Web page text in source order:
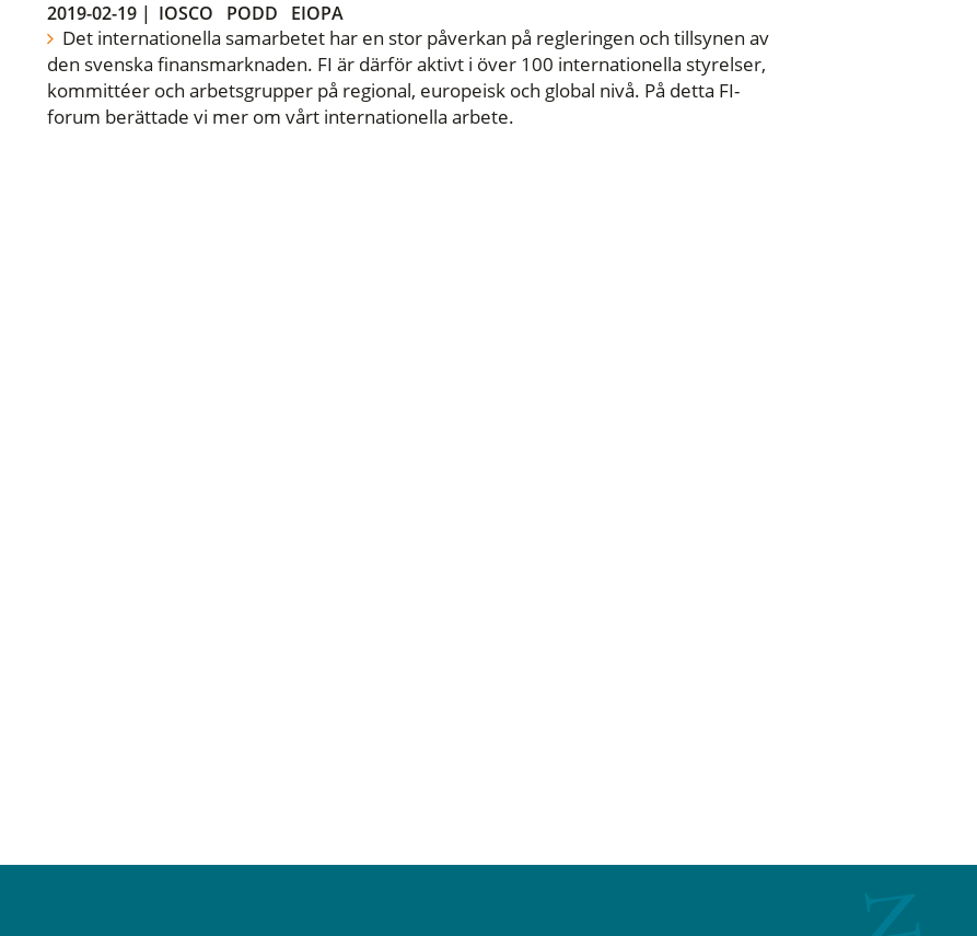
2019-02-19| IOSCO PODD EIOPA
Det internationella samarbetet har en stor påverkan på regleringen och tillsynen av
den svenska finansmarknaden. FI är därför aktivt i över 100 internationella styrelser,
kommittéer och arbetsgrupper på regional, europeisk och global nivå. På detta FI-
forum berättade vi mer om vårt internationella arbete.